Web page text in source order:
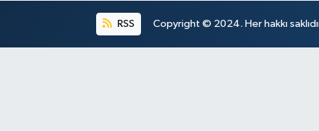
RSS Copyright © 2024. Her hakkı